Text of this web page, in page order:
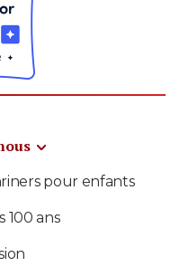
pour enfants
100 ans